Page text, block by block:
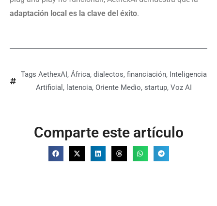
adaptación local es la clave del éxito.
Tags AethexAI , África, dialectos, financiación, Inteligencia
Artificial , latencia, Oriente Medio, startup, Voz AI
Comparte este artículo